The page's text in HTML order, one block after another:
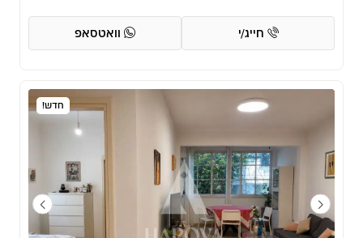
חייג/י וואטסאפ
חדש!